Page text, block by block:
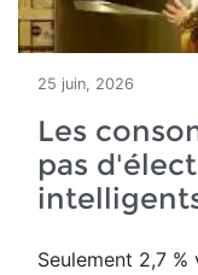
25 juin, 2026
Les
pas
Seulement 2,7